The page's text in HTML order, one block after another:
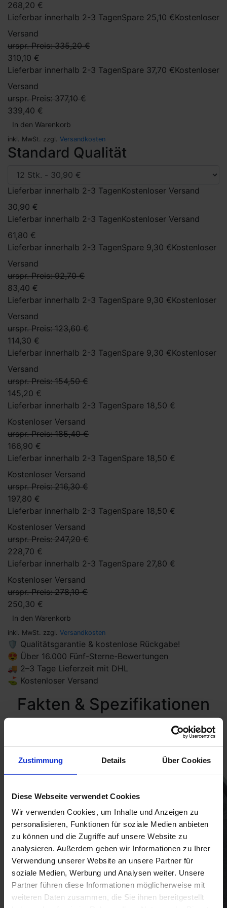
Zustimmung Details Über Cookies
Diese Webseite verwendet Cookies
Wir verwenden Cookies, um Inhalte und Anzeigen zu
personalisieren, Funktionen für soziale Medien anbieten
zu können und die Zugriffe auf unsere Website zu
analysieren. Außerdem geben wir Informationen zu Ihrer
Verwendung unserer Website an unsere Partner für
soziale Medien, Werbung und Analysen weiter. Unsere
Partner führen diese Informationen möglicherweise mit
weiteren Daten zusammen, die Sie ihnen bereitgestellt
268,20 €
Lieferbar innerhalb 2-3 TagenSpare 25,10 €Kostenloser
Versand
urspr. Preis: 335,20 €
310,10 €
Lieferbar innerhalb 2-3 TagenSpare 37,70 €Kostenloser
Versand
urspr. Preis: 377,10 €
339,40 €
In den Warenkorb
inkl. MwSt. zzgl. Versandkosten
Standard Qualität
Lieferbar innerhalb 2-3 TagenKostenloser Versand
30,90 €
Lieferbar innerhalb 2-3 TagenKostenloser Versand
61,80 €
Lieferbar innerhalb 2-3 TagenSpare 9,30 €Kostenloser
Versand
urspr. Preis: 92,70 €
83,40 €
Lieferbar innerhalb 2-3 TagenSpare 9,30 €Kostenloser
Versand
urspr. Preis: 123,60 €
114,30 €
Lieferbar innerhalb 2-3 TagenSpare 9,30 €Kostenloser
Versand
urspr. Preis: 154,50 €
145,20 €
Lieferbar innerhalb 2-3 TagenSpare 18,50 €
Kostenloser Versand
urspr. Preis: 185,40 €
166,90 €
Lieferbar innerhalb 2-3 TagenSpare 18,50 €
Kostenloser Versand
urspr. Preis: 216,30 €
197,80 €
Lieferbar innerhalb 2-3 TagenSpare 18,50 €
Kostenloser Versand
urspr. Preis: 247,20 €
228,70 €
Lieferbar innerhalb 2-3 TagenSpare 27,80 €
Kostenloser Versand
urspr. Preis: 278,10 €
250,30 €
In den Warenkorb
inkl. MwSt. zzgl. Versandkosten
🛡 Qualitätsgarantie & kostenlose Rückgabe!
😍 Über 16.000 Fünf-Sterne-Bewertungen
🚚 2–3 Tage Lieferzeit mit DHL
⛳ Kostenloser Versand
Fakten & Spezifikationen